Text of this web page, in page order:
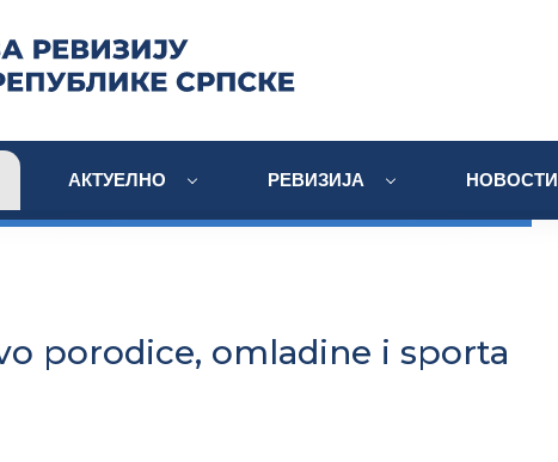
АКТУЕЛНО РЕВИЗИЈА НОВОСТИ
porodice, omladine i sporta